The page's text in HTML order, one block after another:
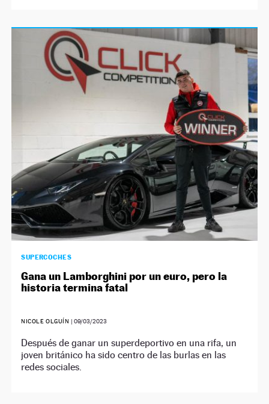
SUPERCOCHES
Gana un Lamborghini por un euro, pero la
historia termina fatal
NICOLE OLGUÍN | 09/03/2023
Después de ganar un superdeportivo en una rifa, un
joven británico ha sido centro de las burlas en las
redes sociales.